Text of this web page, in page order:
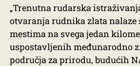
„Trenutna rudarska
otvaranja rudnika zlata nalaze
mestima na svega jedan
uspostavljenih međunarodno
područja za prirodu, budućih